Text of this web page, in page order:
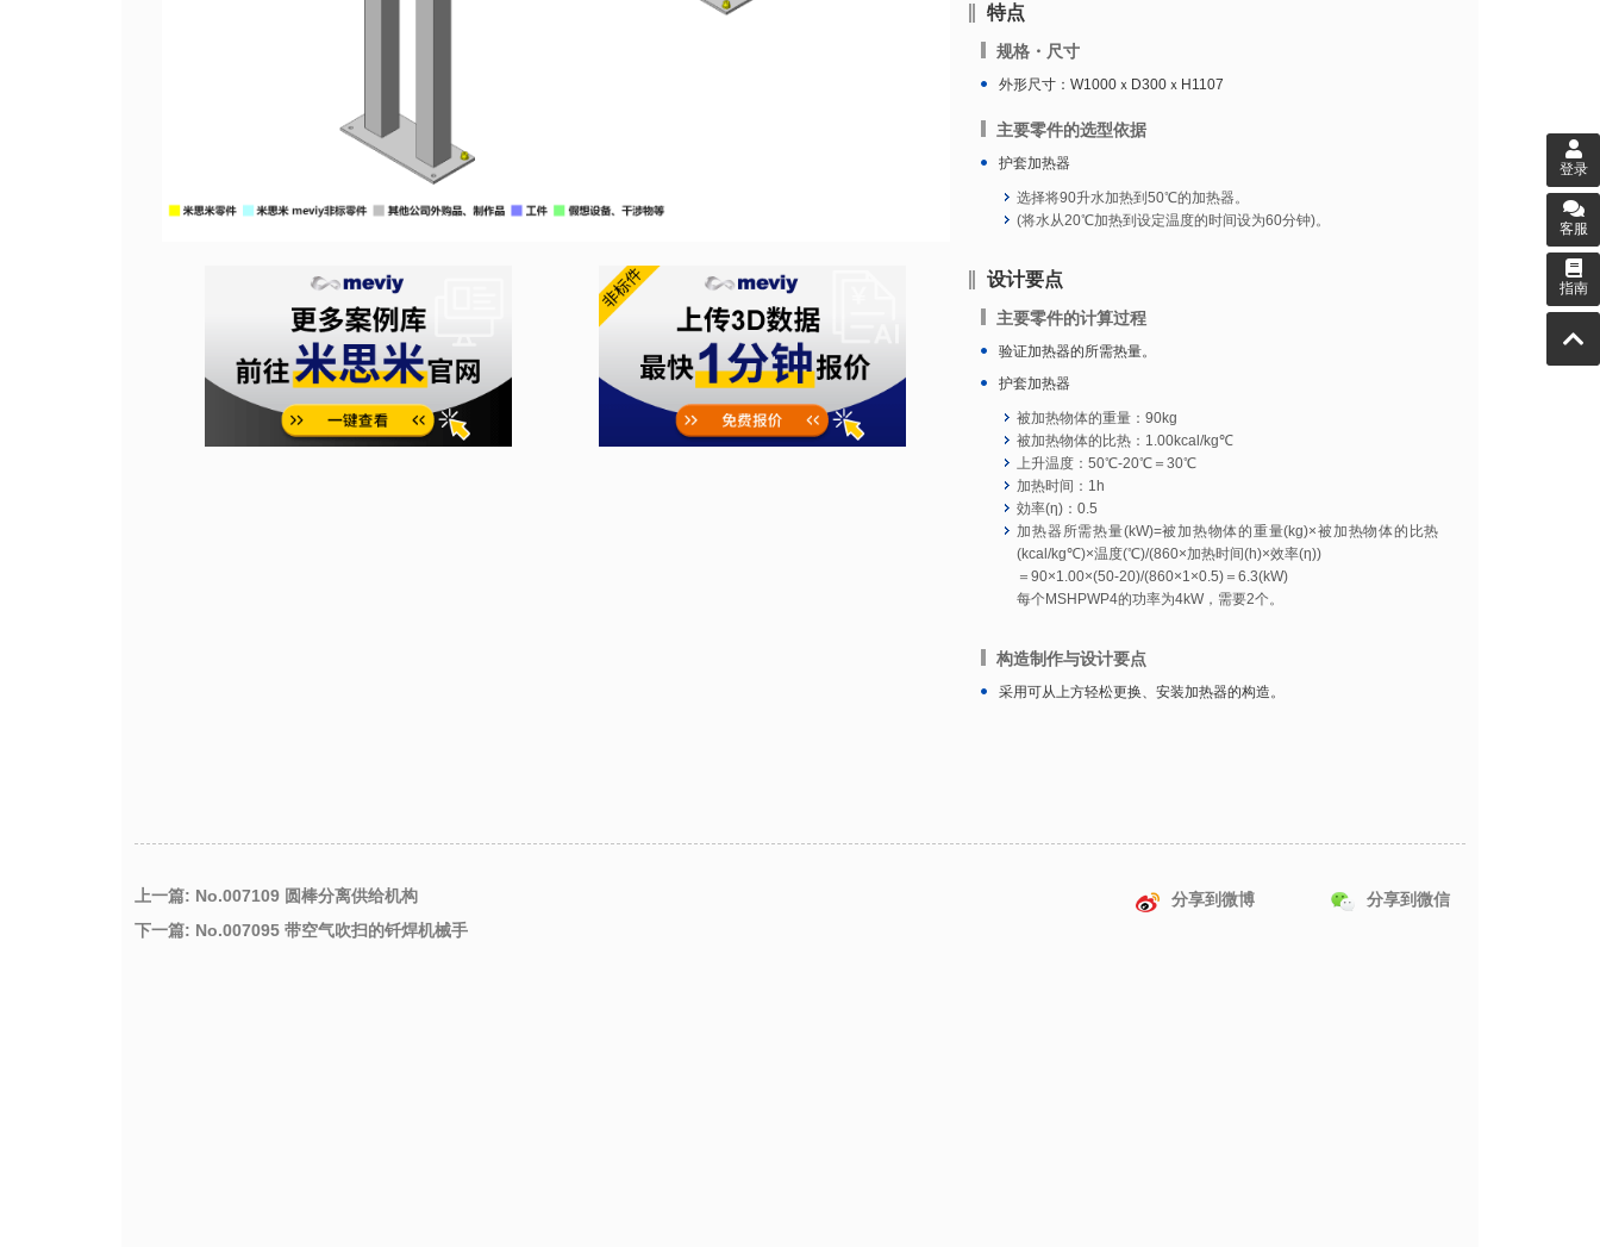
特点
规格・尺寸
外形尺寸：W1000ｘD300ｘH1107
主要零件的选型依据
护套加热器
选择将90升水加热到50℃的加热器。
(将水从20℃加热到设定温度的时间设为60分钟)。
设计要点
主要零件的计算过程
验证加热器的所需热量。
护套加热器
被加热物体的重量：90kg
被加热物体的比热：1.00kcal/kg℃
上升温度：50℃-20℃＝30℃
加热时间：1h
効率(η)：0.5
加热器所需热量(kW)=被加热物体的重量(kg)×被加热物体的比热
(kcal/kg℃)×温度(℃)/(860×加热时间(h)×效率(η))
＝90×1.00×(50-20)/(860×1×0.5)＝6.3(kW)
每个MSHPWP4的功率为4kW，需要2个。
构造制作与设计要点
采用可从上方轻松更换、安装加热器的构造。
上一篇: No.007109 圆棒分离供给机构
下一篇: No.007095 带空气吹扫的钎焊机械手
分享到微博 分享到微信
登录
客服
指南